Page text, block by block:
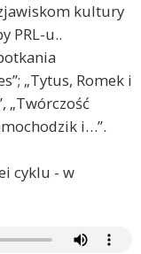
kultury
PRL-u..
„Tytus, Romek i
„Twórczość
i…”.
cyklu - w